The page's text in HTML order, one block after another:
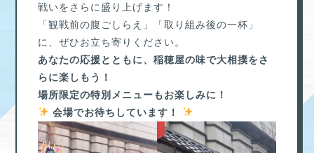
戦いをさらに盛り上げます！
「観戦前の腹ごしらえ」「取り組み後の一杯」
に、ぜひお立ち寄りください。
あなたの応援とともに、稲穂屋の味で大相撲をさ
らに楽しもう！
場所限定の特別メニューもお楽しみに！
会場でお待ちしています！